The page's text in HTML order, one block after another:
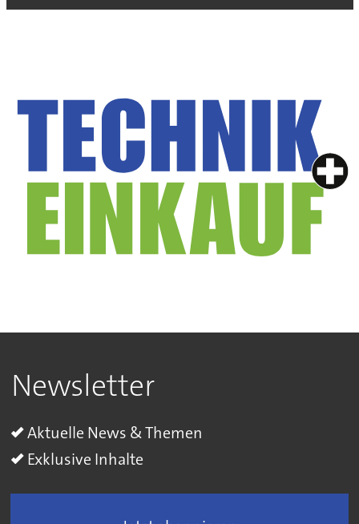
Newsletter
Aktuelle News & Themen
Exklusive Inhalte